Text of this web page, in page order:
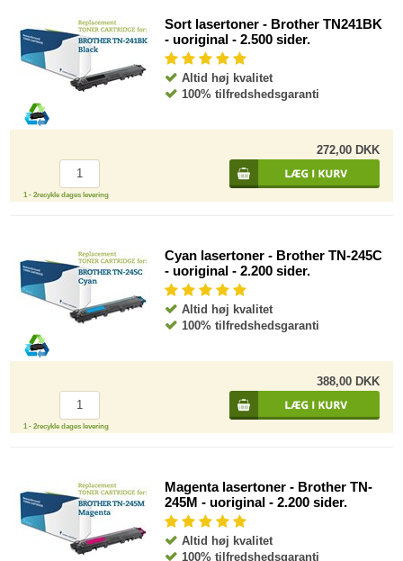
Sort lasertoner - Brother TN241BK
- uoriginal - 2.500 sider.
Altid høj kvalitet
100% tilfredshedsgaranti
272,00 DKK
1 - 2recykle dages levering
Cyan lasertoner - Brother TN-245C
- uoriginal - 2.200 sider.
Altid høj kvalitet
100% tilfredshedsgaranti
388,00 DKK
1 - 2recykle dages levering
Magenta lasertoner - Brother TN-
245M - uoriginal - 2.200 sider.
Altid høj kvalitet
100% tilfredshedsgaranti